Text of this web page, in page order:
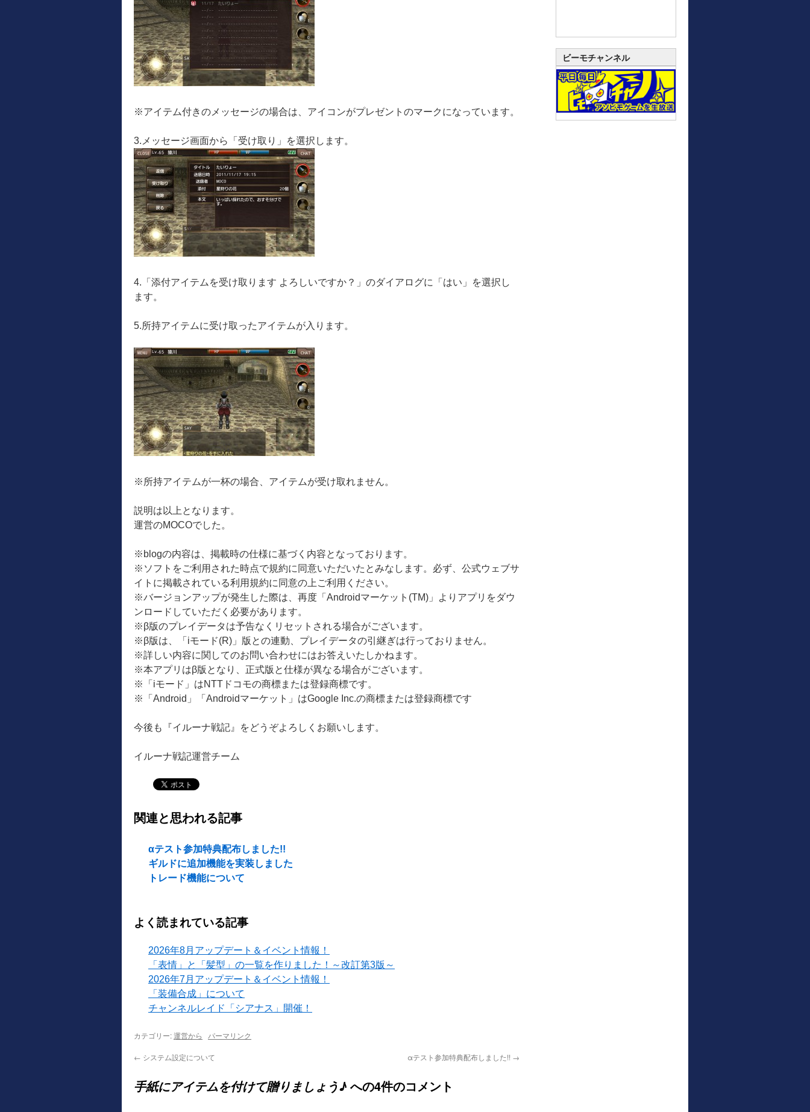
※アイテム付きのメッセージの場合は、アイコンがプレゼントのマークになっています。
3.メッセージ画面から「受け取り」を選択します。
4.「添付アイテムを受け取ります よろしいですか？」のダイアログに「はい」を選択し
ます。
5.所持アイテムに受け取ったアイテムが入ります。
※所持アイテムが一杯の場合、アイテムが受け取れません。
説明は以上となります。
運営のMOCOでした。
※blogの内容は、掲載時の仕様に基づく内容となっております。
※ソフトをご利用された時点で規約に同意いただいたとみなします。必ず、公式ウェブサ
イトに掲載されている利用規約に同意の上ご利用ください。
※バージョンアップが発生した際は、再度「Androidマーケット(TM)」よりアプリをダウ
ンロードしていただく必要があります。
※β版のプレイデータは予告なくリセットされる場合がございます。
※β版は、「iモード(R)」版との連動、プレイデータの引継ぎは行っておりません。
※詳しい内容に関してのお問い合わせにはお答えいたしかねます。
※本アプリはβ版となり、正式版と仕様が異なる場合がございます。
※「iモード」はNTTドコモの商標または登録商標です。
※「Android」「Androidマーケット」はGoogle Inc.の商標または登録商標です
今後も『イルーナ戦記』をどうぞよろしくお願いします。
イルーナ戦記運営チーム
関連と思われる記事
αテスト参加特典配布しました!!
ギルドに追加機能を実装しました
トレード機能について
よく読まれている記事
2026年8月アップデート＆イベント情報！
「表情」と「髪型」の一覧を作りました！～改訂第3版～
2026年7月アップデート＆イベント情報！
「装備合成」について
チャンネルレイド「シアナス」開催！
カテゴリー:運営から パーマリンク
← システム設定について αテスト参加特典配布しました!! →
手紙にアイテムを付けて贈りましょう♪ への4件のコメント
ビーモチャンネル